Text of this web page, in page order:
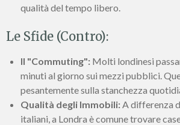
qualità del tempo libero.
Le Sfide (Contro):
Il "Commuting": Molti londinesi
minuti al giorno sui mezzi pubblici.
pesantemente sulla stanchezza
Qualità degli Immobili: A differenza
italiani, a Londra è comune trovare